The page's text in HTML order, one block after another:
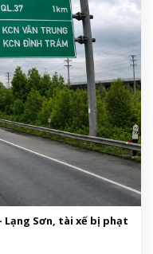
Lạng Sơn, tài xế bị phạt